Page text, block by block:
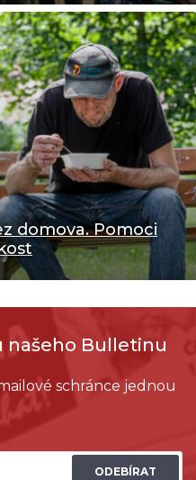
domova. Pomoci
našeho Bulletinu
schránce jednou
ODEBÍRAT